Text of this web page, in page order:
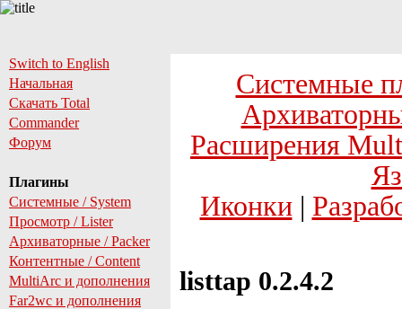
Switch to English
Начальная
Скачать Total
Commander
Форум
Плагины
Системные / System
Просмотр / Lister
Архиваторные / Packer
Контентные / Content
MultiArc и дополнения
Far2wc и дополнения
Системные
Расширения
Иконки|
listtap 0.2.4.2